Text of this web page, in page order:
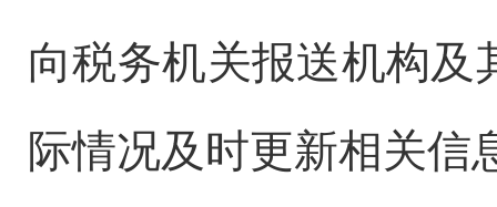
向税务机关报送机构
际情况及时更新相关信